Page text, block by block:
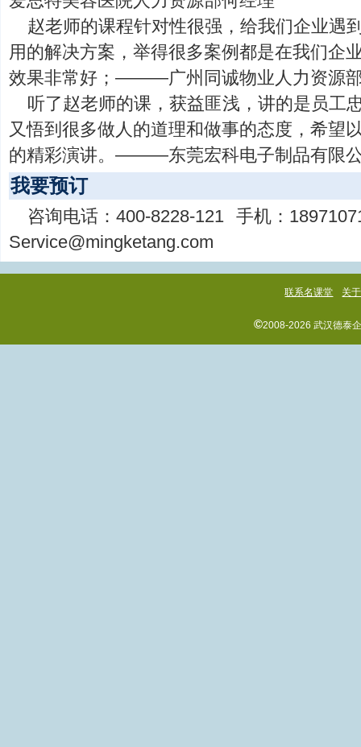
赵老师的课程针对性很强，给我们企业遇
用的解决方案，举得很多案例都是在我们企
效果非常好；―――广州同诚物业人力资源
听了赵老师的课，获益匪浅，讲的是员工
又悟到很多做人的道理和做事的态度，希望
的精彩演讲。―――东莞宏科电子制品有限
我要预订
咨询电话：400-8228-121 手机：
Service@mingketang.com
联系名课堂 关
©2008-2026 武汉德泰